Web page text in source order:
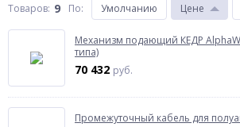
Товаров: 9 По: Умолчанию Цене
Механизм подающий КЕДР
типа)
70 432 руб.
Промежуточный кабель для